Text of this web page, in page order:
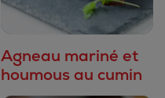
Agneau mariné et
houmous au cumin